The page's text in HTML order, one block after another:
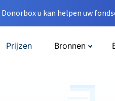
u kan helpen uw
Prijzen Bronnen